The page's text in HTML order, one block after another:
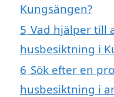
Kungsängen?
5 Vad hjälper till
husbesiktning i
6 Sök efter en
husbesiktning i